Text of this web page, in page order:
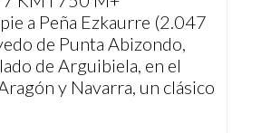
a Peña Ezkaurre (2.047
de Punta Abizondo,
de Arguibiela, en el
y Navarra, un clásico